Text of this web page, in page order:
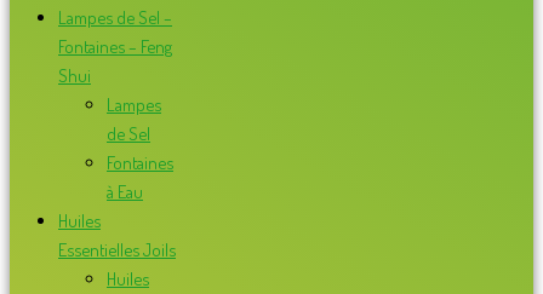
Lampes de Sel –
Fontaines – Feng
Shui
Lampes
de Sel
Fontaines
à Eau
Huiles
Essentielles Joils
Huiles